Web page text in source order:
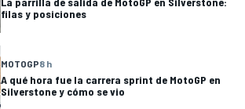
filas y posiciones
MOTOGP8 h
A qué hora fue la carrera sprint de MotoGP en
Silverstone y cómo se vio